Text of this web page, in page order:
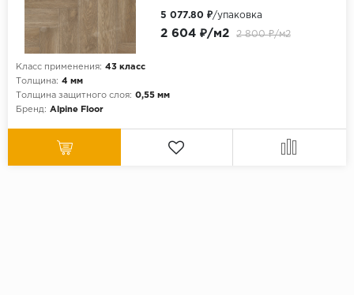
Класс применения: 43 класс
Толщина: 4 мм
Толщина защитного слоя: 0,55 мм
Бренд: Alpine Floor
2 604 ₽/м2 2 800 ₽/м2
5 077.80 ₽/упаковка